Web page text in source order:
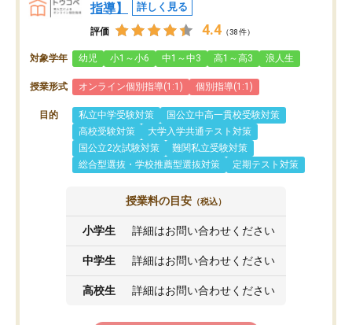
指導】
詳しく見る
評価 4.4 （38件）
対象学年 幼児 小1～小6 中1～中3 高1～高3 浪人生
授業形式 オンライン個別指導(1:1) 個別指導(1:1)
目的 私立中学受験対策
国公立中高一貫校受験対策
高校受験対策
大学入学共通テスト対策
国公立2次試験対策
難関私立受験対策
総合型選抜・学校推薦型選抜対策
定期テスト対策
授業料の目安 （税込）
小学生 詳細はお問い合わせください
中学生 詳細はお問い合わせください
高校生 詳細はお問い合わせください